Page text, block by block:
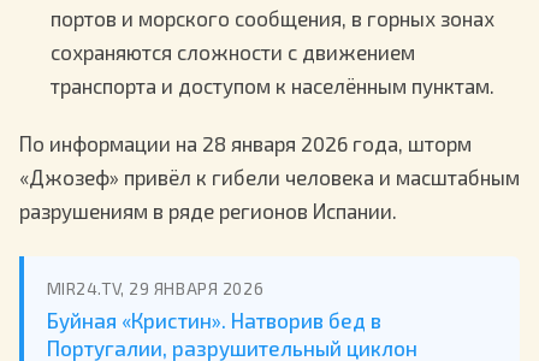
портов и морского сообщения, в горных зонах
сохраняются сложности с движением
транспорта и доступом к населённым пунктам.
По информации на 28 января 2026 года, шторм
«Джозеф» привёл к гибели человека и масштабным
разрушениям в ряде регионов Испании.
MIR24.TV, 29 ЯНВАРЯ 2026
Буйная «Кристин». Натворив бед в
Португалии, разрушительный циклон